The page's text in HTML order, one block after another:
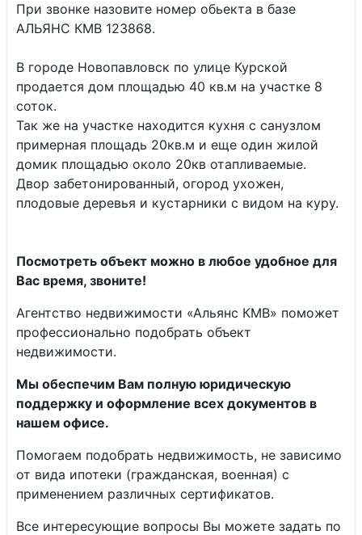
При звонке назовите номер обьекта в базе
АЛЬЯНС КМВ 123868.
В городе Новопавловск по улице Курской
продается дом площадью 40 кв.м на участке 8
соток.
Так же на участке находится кухня с санузлом
примерная площадь 20кв.м и еще один жилой
домик площадью около 20кв отапливаемые.
Двор забетонированный, огород ухожен,
плодовые деревья и кустарники с видом на куру.
Посмотреть объект можно в любое удобное для
Вас время, звоните!
Агентство недвижимости «Альянс КМВ» поможет
профессионально подобрать объект
недвижимости.
Мы обеспечим Вам полную юридическую
поддержку и оформление всех документов в
нашем офисе.
Помогаем подобрать недвижимость, не зависимо
от вида ипотеки (гражданская, военная) с
применением различных сертификатов.
Все интересующие вопросы Вы можете задать по